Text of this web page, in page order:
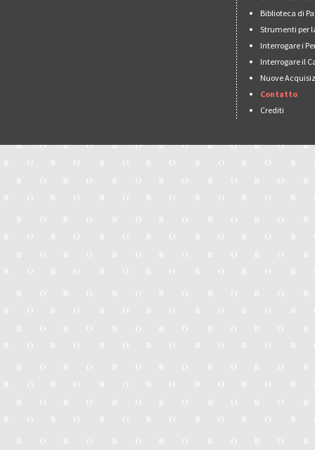
Biblioteca di
Strumenti per
Interrogare i
Interrogare il
Nuove
Contatto
Crediti